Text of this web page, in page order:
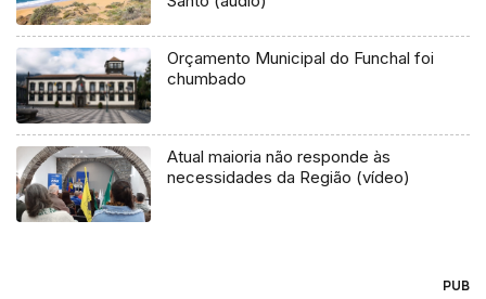
Orçamento Municipal do Funchal foi
chumbado
Atual maioria não responde às
necessidades da Região (vídeo)
PUB